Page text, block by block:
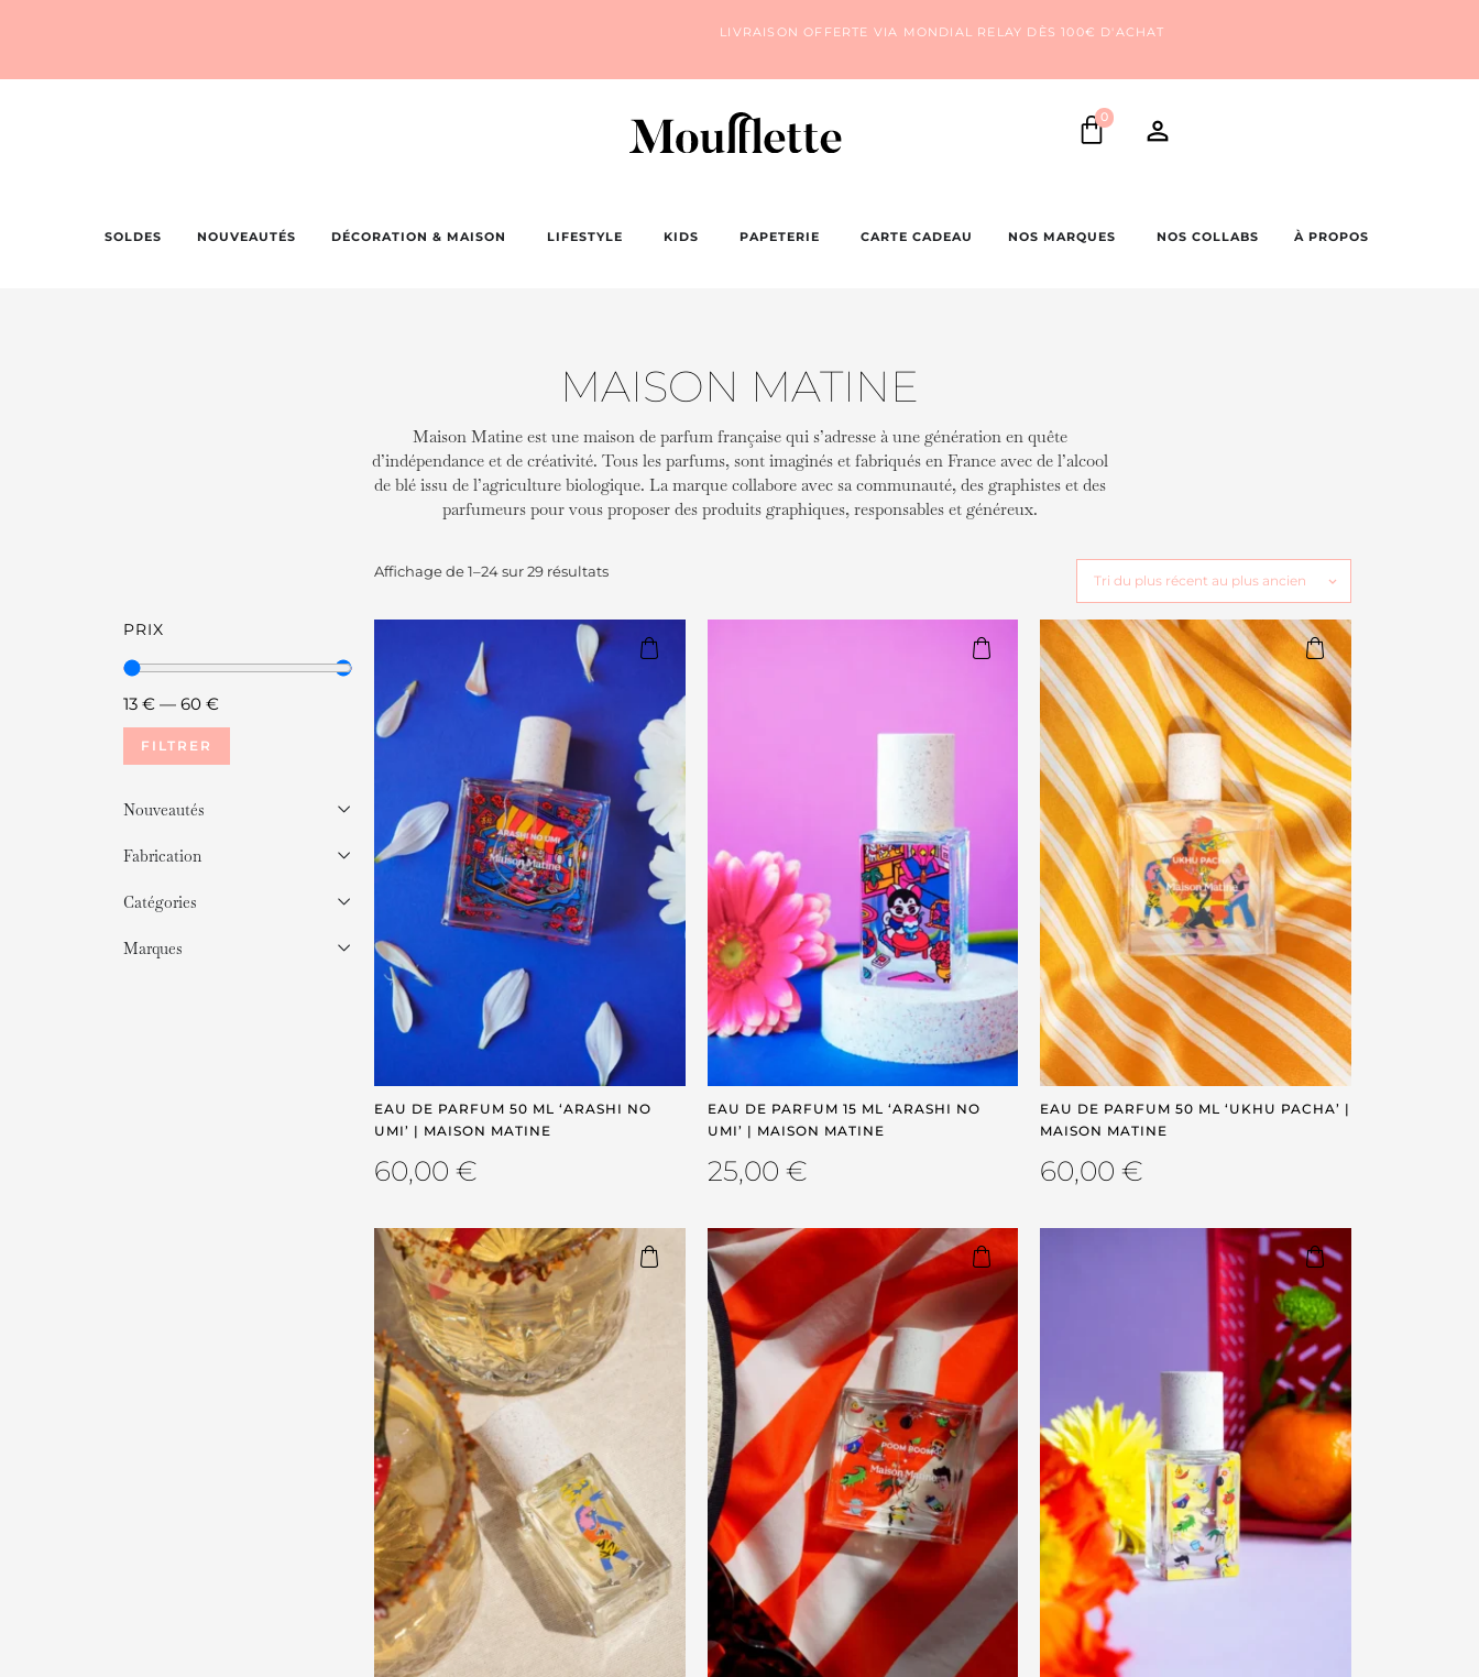
LIVRAISON OFFERTE VIA MONDIAL RELAY DÈS 100€ D'ACHAT
0
SOLDES NOUVEAUTÉS DÉCORATION & MAISON LIFESTYLE KIDS PAPETERIE CARTE CADEAU NOS MARQUES NOS COLLABS À PROPOS
MAISON MATINE
Maison Matine est une maison de parfum française qui s’adresse à une génération en quête
d’indépendance et de créativité. Tous les parfums, sont imaginés et fabriqués en France avec de l’alcool
de blé issu de l’agriculture biologique. La marque collabore avec sa communauté, des graphistes et des
parfumeurs pour vous proposer des produits graphiques, responsables et généreux.
PRIX
13 € — 60 €
FILTRER
Nouveautés
Fabrication
Catégories
Marques
Affichage de 1–24 sur 29 résultats
EAU DE PARFUM 50 ML ‘ARASHI NO
UMI’ | MAISON MATINE
60,00 €
EAU DE PARFUM 15 ML ‘ARASHI NO
UMI’ | MAISON MATINE
25,00 €
EAU DE PARFUM 50 ML ‘UKHU PACHA’ |
MAISON MATINE
60,00€